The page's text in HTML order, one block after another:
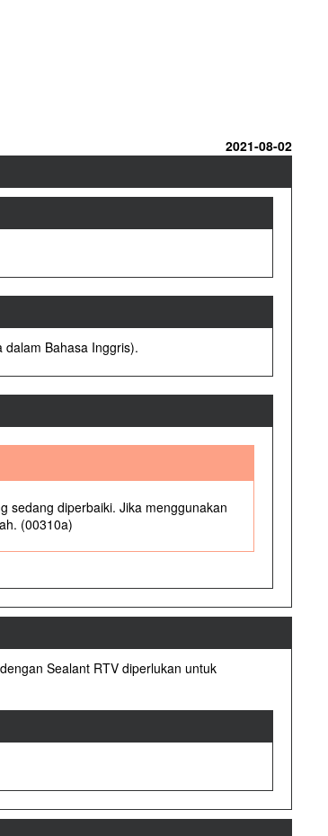
2021-08-02
dalam Bahasa Inggris).
sedang diperbaiki. Jika menggunakan
(00310a)
Sealant RTV diperlukan untuk